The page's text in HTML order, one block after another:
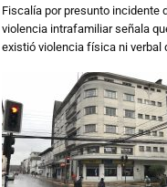
Fiscalía por presunto incidente
violencia intrafamiliar señala
existió violencia física ni verbal